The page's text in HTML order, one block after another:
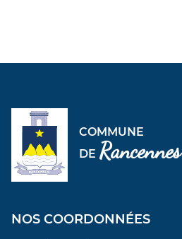
COMMUNE
DE Rancennes
NOS COORDONNÉES